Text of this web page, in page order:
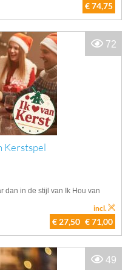
€ 74,75
Kerstspel
dan in de stijl van Ik Hou van
€ 27,50 € 71,00
incl.
72
49